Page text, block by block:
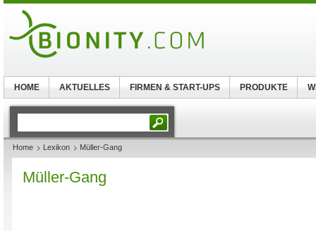
Home Lexikon Müller-Gang
Müller-Gang
HOME AKTUELLES FIRMEN & START-UPS PRODUKTE